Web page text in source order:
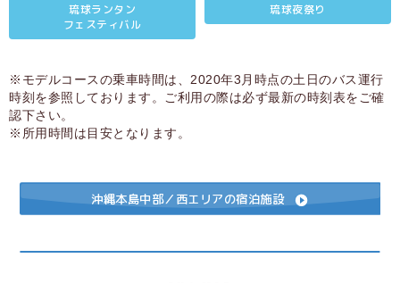
琉球ランタン
フェスティバル
琉球夜祭り
※モデルコースの乗車時間は、2020年3月時点の土日のバス運行
時刻を参照しております。ご利用の際は必ず最新の時刻表をご確
認下さい。
※所用時間は目安となります。
沖縄本島中部／西エリアの宿泊施設